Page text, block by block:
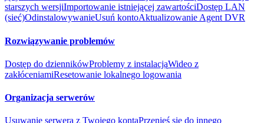
starszych wersjiImportowanie istniejącej zawartościDostęp LAN
(sieć)OdinstalowywanieUsuń kontoAktualizowanie Agent DVR
Rozwiązywanie problemów
Dostęp do dziennikówProblemy z instalacjąWideo z
zakłóceniamiResetowanie lokalnego logowania
Organizacja serwerów
Usuwanie serwera z Twojego kontaPrzenieś się do innego